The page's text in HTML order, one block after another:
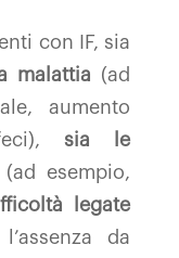
con IF, sia
malattia (ad
aumento
sia le
(ad esempio,
legate
da